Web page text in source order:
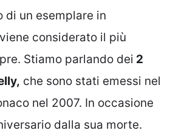
di un esemplare in
considerato il più
Stiamo parlando dei 2
che sono stati emessi nel
nel 2007. In occasione
dalla sua morte.